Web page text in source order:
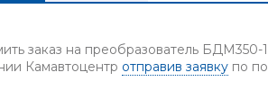
заказ на преобразователь
Камавтоцентр отправив заявку по